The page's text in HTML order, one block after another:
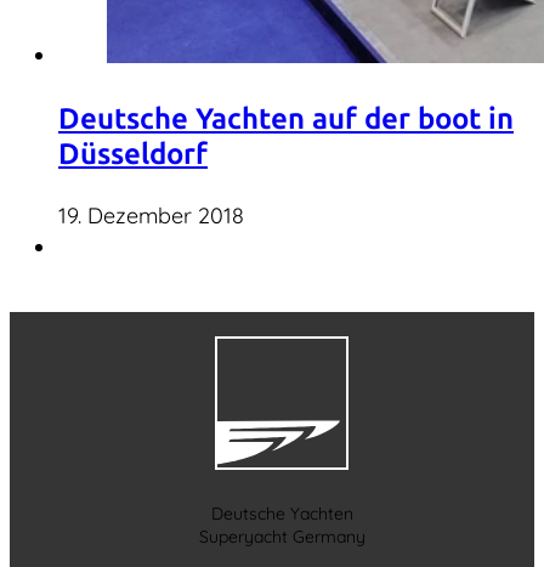
Deutsche Yachten auf der boot in
Düsseldorf
19. Dezember 2018
Deutsche Yachten
Superyacht Germany